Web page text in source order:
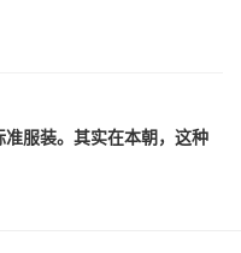
服装。其实在本朝，这种